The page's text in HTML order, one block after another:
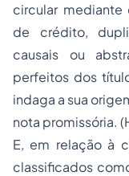
circular mediante
de crédito,
causais ou
perfeitos dos
indaga a sua
nota promissória.
E, em relação à
classificados